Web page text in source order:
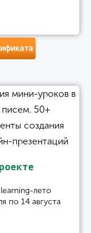
лето
по 14 августа